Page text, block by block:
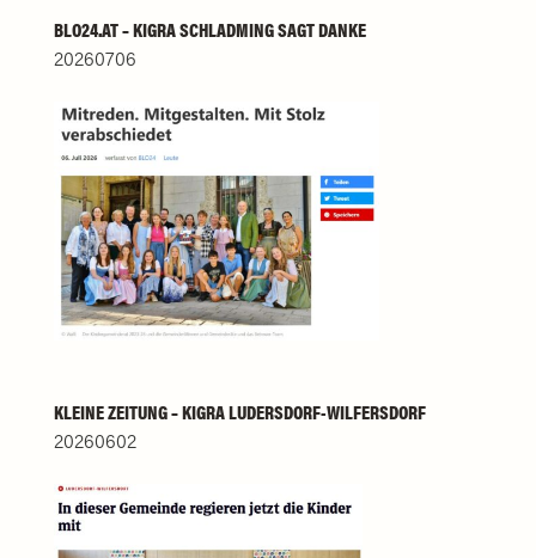
BLO24.AT – KIGRA SCHLADMING SAGT DANKE
20260706
KLEINE ZEITUNG – KIGRA LUDERSDORF-WILFERSDORF
20260602